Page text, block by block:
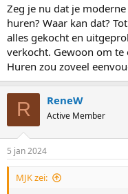
Zeg je nu dat je
huren? Waar kan dat?
alles gekocht en
verkocht. Gewoon om
Huren zou zoveel
R ReneW
Active Member
5 jan 2024
MJK zei: